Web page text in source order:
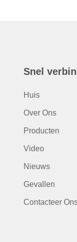
Snel
Huis
Over Ons
Producten
Video
Nieuws
Gevallen
Contacteer